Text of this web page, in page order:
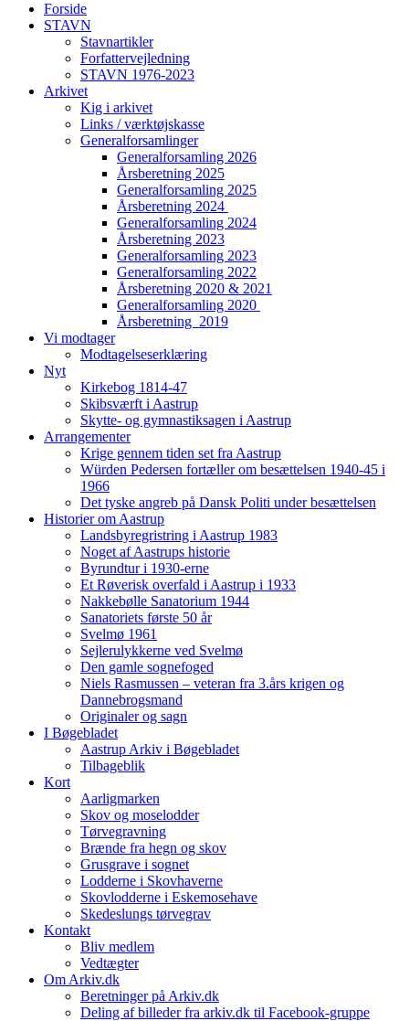
Forside
STAVN
Stavnartikler
Forfattervejledning
STAVN 1976-2023
Arkivet
Kig i arkivet
Links / værktøjskasse
Generalforsamlinger
Generalforsamling 2026
Årsberetning 2025
Generalforsamling 2025
Årsberetning 2024
Generalforsamling 2024
Årsberetning 2023
Generalforsamling 2023
Generalforsamling 2022
Årsberetning 2020 & 2021
Generalforsamling 2020
Årsberetning 2019
Vi modtager
Modtagelseserklæring
Nyt
Kirkebog 1814-47
Skibsværft i Aastrup
Skytte- og gymnastiksagen i Aastrup
Arrangementer
Krige gennem tiden set fra Aastrup
Würden Pedersen fortæller om besættelsen 1940-45 i
1966
Det tyske angreb på Dansk Politi under besættelsen
Historier om Aastrup
Landsbyregristring i Aastrup 1983
Noget af Aastrups historie
Byrundtur i 1930-erne
Et Røverisk overfald i Aastrup i 1933
Nakkebølle Sanatorium 1944
Sanatoriets første 50 år
Svelmø 1961
Sejlerulykkerne ved Svelmø
Den gamle sognefoged
Niels Rasmussen – veteran fra 3.års krigen og
Dannebrogsmand
Originaler og sagn
I Bøgebladet
Aastrup Arkiv i Bøgebladet
Tilbageblik
Kort
Aarligmarken
Skov og moselodder
Tørvegravning
Brænde fra hegn og skov
Grusgrave i sognet
Lodderne i Skovhaverne
Skovlodderne i Eskemosehave
Skedeslungs tørvegrav
Kontakt
Bliv medlem
Vedtægter
Om Arkiv.dk
Beretninger på Arkiv.dk
Deling af billeder fra arkiv.dk til Facebook-gruppe